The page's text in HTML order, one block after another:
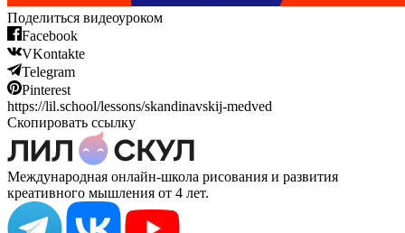
Поделиться видеоуроком
Facebook
VKontakte
Telegram
Pinterest
https://lil.school/lessons/skandinavskij-medved
Скопировать ссылку
Международная онлайн-школа рисования и развития
креативного мышления от 4 лет.